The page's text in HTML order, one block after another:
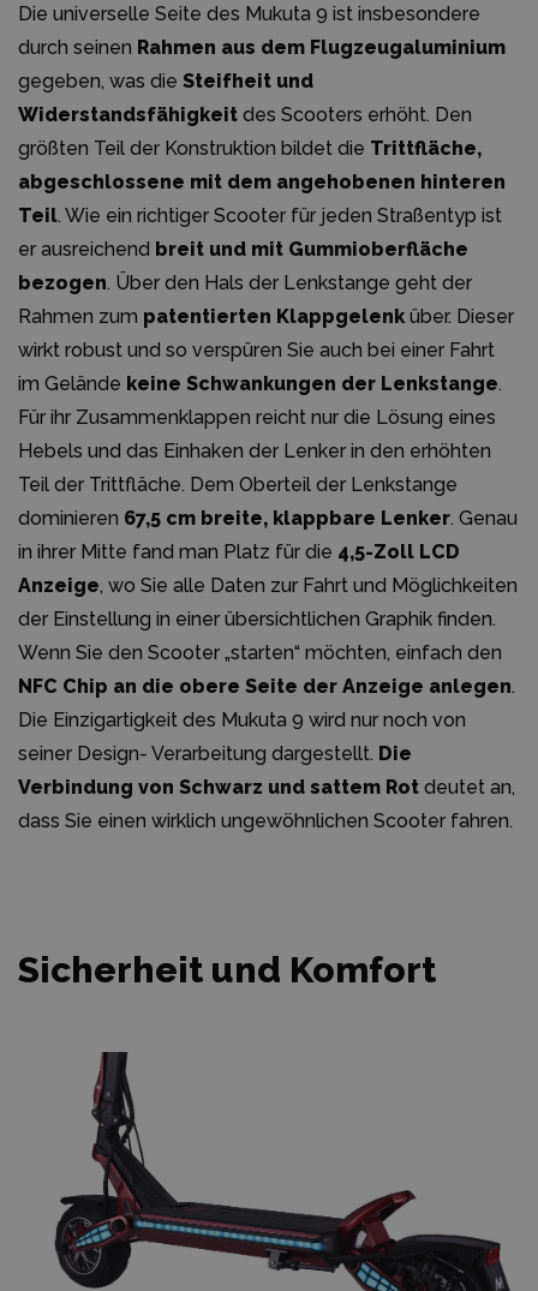
Die universelle Seite des Mukuta 9 ist insbesondere
durch seinen Rahmen aus dem Flugzeugaluminium
gegeben, was die Steifheit und
Widerstandsfähigkeit des Scooters erhöht. Den
größten Teil der Konstruktion bildet die Trittfläche,
abgeschlossene mit dem angehobenen hinteren
Teil. Wie ein richtiger Scooter für jeden Straßentyp ist
er ausreichend breit und mit Gummioberfläche
bezogen. Über den Hals der Lenkstange geht der
Rahmen zum patentierten Klappgelenk über. Dieser
wirkt robust und so verspüren Sie auch bei einer Fahrt
im Gelände keine Schwankungen der Lenkstange.
Für ihr Zusammenklappen reicht nur die Lösung eines
Hebels und das Einhaken der Lenker in den erhöhten
Teil der Trittfläche. Dem Oberteil der Lenkstange
dominieren 67,5 cm breite, klappbare Lenker. Genau
in ihrer Mitte fand man Platz für die 4,5-Zoll LCD
Anzeige, wo Sie alle Daten zur Fahrt und Möglichkeiten
der Einstellung in einer übersichtlichen Graphik finden.
Wenn Sie den Scooter „starten“ möchten, einfach den
NFC Chip an die obere Seite der Anzeige anlegen.
Die Einzigartigkeit des Mukuta 9 wird nur noch von
seiner Design- Verarbeitung dargestellt. Die
Verbindung von Schwarz und sattem Rot deutet an,
dass Sie einen wirklich ungewöhnlichen Scooter fahren.
Sicherheit und Komfort